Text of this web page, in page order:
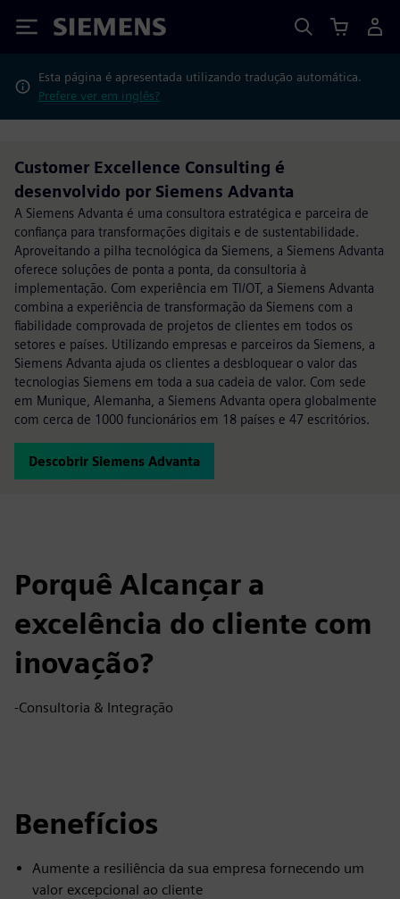
Siemens
Esta página é apresentada utilizando tradução automática.
Prefere ver em inglês?
Customer Excellence Consulting é
desenvolvido por Siemens Advanta
A Siemens Advanta é uma consultora estratégica e parceira de
confiança para transformações digitais e de sustentabilidade.
Aproveitando a pilha tecnológica da Siemens, a Siemens Advanta
oferece soluções de ponta a ponta, da consultoria à
implementação. Com experiência em TI/OT, a Siemens Advanta
combina a experiência de transformação da Siemens com a
fiabilidade comprovada de projetos de clientes em todos os
setores e países. Utilizando empresas e parceiros da Siemens, a
Siemens Advanta ajuda os clientes a desbloquear o valor das
tecnologias Siemens em toda a sua cadeia de valor. Com sede
em Munique, Alemanha, a Siemens Advanta opera globalmente
com cerca de 1000 funcionários em 18 países e 47 escritórios.
Descobrir Siemens Advanta
Porquê Alcançar a
excelência do cliente com
inovação?
-Consultoria & Integração
Benefícios
Aumente a resiliência da sua empresa fornecendo um
valor excepcional ao cliente